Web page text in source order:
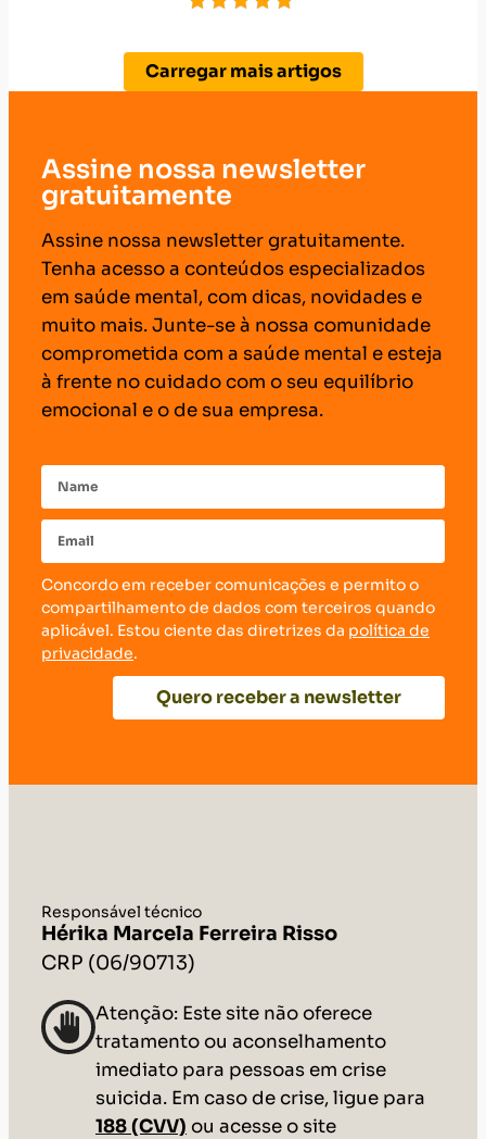
Carregar mais artigos
Assine nossa newsletter
gratuitamente
Assine nossa newsletter gratuitamente.
Tenha acesso a conteúdos especializados
em saúde mental, com dicas, novidades e
muito mais. Junte-se à nossa comunidade
comprometida com a saúde mental e esteja
à frente no cuidado com o seu equilíbrio
emocional e o de sua empresa.
Concordo em receber comunicações e permito o
compartilhamento de dados com terceiros quando
aplicável. Estou ciente das diretrizes da política de
privacidade.
Quero receber a newsletter
Responsável técnico
Hérika Marcela Ferreira Risso
CRP (06/90713)
Atenção: Este site não oferece
tratamento ou aconselhamento
imediato para pessoas em crise
suicida. Em caso de crise, ligue para
188 (CVV) ou acesse o site